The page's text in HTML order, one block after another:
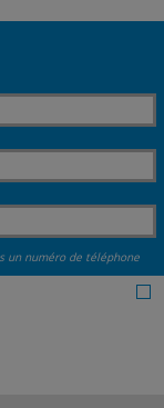
un numéro de téléphone